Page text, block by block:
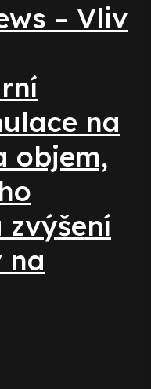
– Vliv
na
objem,
na